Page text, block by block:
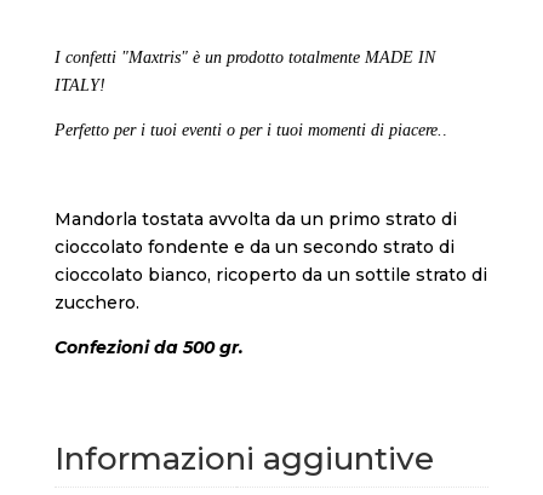
I confetti "Maxtris" è un prodotto totalmente MADE IN
ITALY!
Perfetto per i tuoi eventi o per i tuoi momenti di piacere. .
Mandorla tostata avvolta da un primo strato di
cioccolato fondente e da un secondo strato di
cioccolato bianco, ricoperto da un sottile strato di
zucchero.
Confezioni da 500 gr.
Informazioni aggiuntive